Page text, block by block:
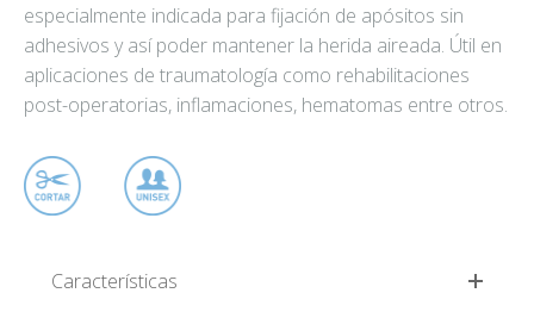
especialmente indicada para fijación de apósitos sin
adhesivos y así poder mantener la herida aireada. Útil en
aplicaciones de traumatología como rehabilitaciones
post-operatorias, inflamaciones, hematomas entre otros.
Características